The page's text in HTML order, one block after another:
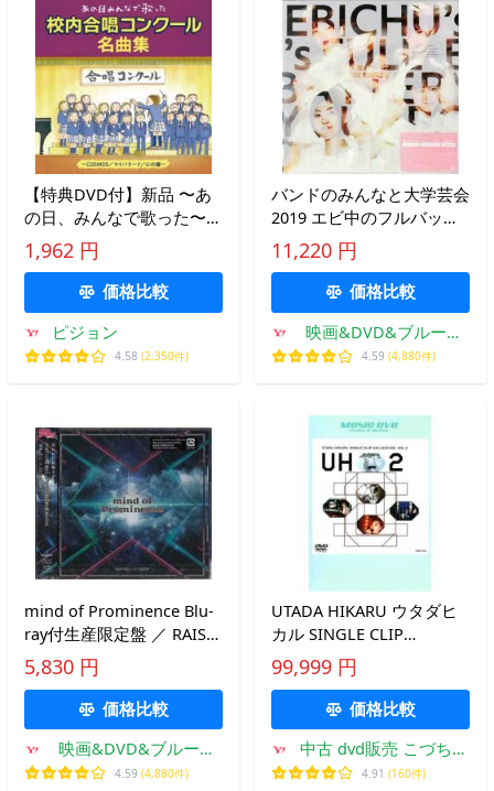
【特典DVD付】新品 〜あ
の日、みんなで歌った〜校
内合唱コンクール名曲集 /
オムニバス (CD) KICG749-
1,962 円
価格比較
ピジョン
4.58 (2,350件)
バンドのみんなと大学芸会
2019 エビ中のフルバッテ
リー・サラウンド（初回生
産限定盤） ／ 私立恵比寿
中学 (CD、Blu-ray) [送料無
料(一部地域を除く)]
11,220 円
価格比較
映画&DVD&ブルーレ
イならSORA
4.59 (4,880件)
mind of Prominence Blu-
ray付生産限定盤 ／ RAISE
A SUILEN (CD、Blu-ray)
[送料無料]
5,830 円
価格比較
映画&DVD&ブルーレ
イならSORA
4.59 (4,880件)
UTADA HIKARU ウタダヒ
カル SINGLE CLIP
COLLECTION 2 中古 DVD
ケース無
99,999 円
価格比較
中古 dvd販売 こづちや
ヤフー店
4.91 (160件)